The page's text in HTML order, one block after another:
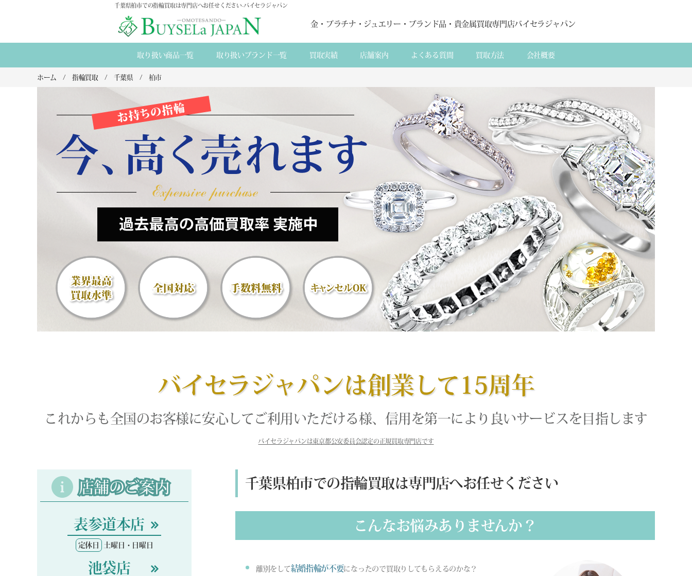
千葉県柏市での指輪買取は専門店へお任せください-バイセラジャパン
金・プラチナ・ジュエリー・ブランド品・貴金属買取専門店バイセラジャパン
取り扱い商品一覧 取り扱いブランド一覧 買取実績 店舗案内 よくある質間 買取方法 会社概要
ホーム 指輪買取 千葉県 柏市
バイセラジャパンは創業して15周年
これからも全国のお客様に安心してご利用いただける様、信用を第一により良いサービスを目指します
バイセラジャパンは東京都公安委員会認定の正規買取専門店です
千葉県柏市での指輪買取は専門店へお任せください
こんなお悩みありませんか？
離別をして結婚指輪が不要になったので買取りしてもらえるのかな？
店舗のご案内
表参道本店
定休日 土曜日・日曜日
池袋店